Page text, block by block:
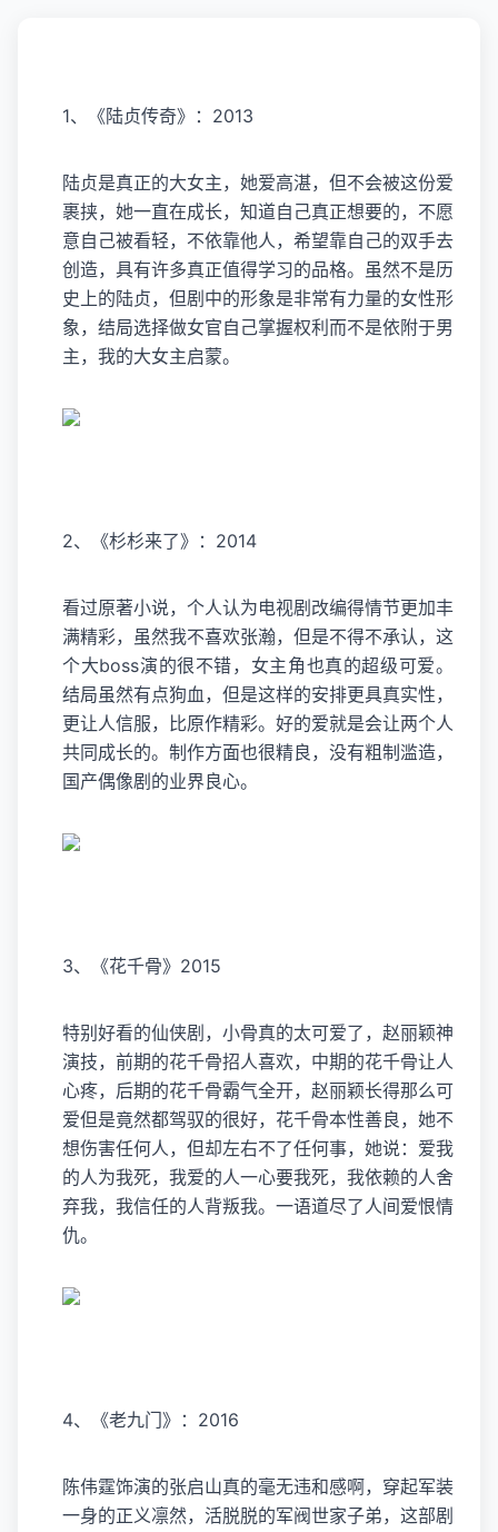
1、《陆贞传奇》：2013
陆贞是真正的大女主，她爱高湛，但不会被这份爱
裹挟，她一直在成长，知道自己真正想要的，不愿
意自己被看轻，不依靠他人，希望靠自己的双手去
创造，具有许多真正值得学习的品格。虽然不是历
史上的陆贞，但剧中的形象是非常有力量的女性形
象，结局选择做女官自己掌握权利而不是依附于男
主，我的大女主启蒙。
2、《杉杉来了》：2014
看过原著小说，个人认为电视剧改编得情节更加丰
满精彩，虽然我不喜欢张瀚，但是不得不承认，这
个大boss演的很不错，女主角也真的超级可爱。
结局虽然有点狗血，但是这样的安排更具真实性，
更让人信服，比原作精彩。好的爱就是会让两个人
共同成长的。制作方面也很精良，没有粗制滥造，
国产偶像剧的业界良心。
3、《花千骨》2015
特别好看的仙侠剧，小骨真的太可爱了，赵丽颖神
演技，前期的花千骨招人喜欢，中期的花千骨让人
心疼，后期的花千骨霸气全开，赵丽颖长得那么可
爱但是竟然都驾驭的很好，花千骨本性善良，她不
想伤害任何人，但却左右不了任何事，她说：爱我
的人为我死，我爱的人一心要我死，我依赖的人舍
弃我，我信任的人背叛我。一语道尽了人间爱恨情
仇。
4、《老九门》：2016
陈伟霆饰演的张启山真的毫无违和感啊，穿起军装
一身的正义凛然，活脱脱的军阀世家子弟，这部剧